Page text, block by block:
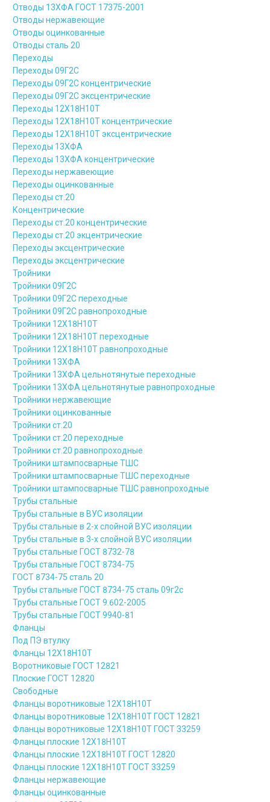
Отводы 13ХФА ГОСТ 17375-2001
Отводы нержавеющие
Отводы оцинкованные
Отводы сталь 20
Переходы
Переходы 09Г2С
Переходы 09Г2С концентрические
Переходы 09Г2С эксцентрические
Переходы 12Х18Н10Т
Переходы 12Х18Н10Т концентрические
Переходы 12Х18Н10Т эксцентрические
Переходы 13ХФА
Переходы 13ХФА концентрические
Переходы нержавеющие
Переходы оцинкованные
Переходы ст.20
Концентрические
Переходы ст.20 концентрические
Переходы ст.20 экцентрические
Переходы эксцентрические
Переходы эксцентрические
Тройники
Тройники 09Г2С
Тройники 09Г2С переходные
Тройники 09Г2С равнопроходные
Тройники 12Х18Н10Т
Тройники 12Х18Н10Т переходные
Тройники 12Х18Н10Т равнопроходные
Тройники 13ХФА
Тройники 13ХФА цельнотянутые переходные
Тройники 13ХФА цельнотянутые равнопроходные
Тройники нержавеющие
Тройники оцинкованные
Тройники ст.20
Тройники ст.20 переходные
Тройники ст.20 равнопроходные
Тройники штампосварные ТШС
Тройники штампосварные ТШС переходные
Тройники штампосварные ТШС равнопроходные
Трубы стальные
Трубы стальные в ВУС изоляции
Трубы стальные в 2-х слойной ВУС изоляции
Трубы стальные в 3-х слойной ВУС изоляции
Трубы стальные ГОСТ 8732-78
Трубы стальные ГОСТ 8734-75
ГОСТ 8734-75 сталь 20
Трубы стальные ГОСТ 8734-75 сталь 09г2с
Трубы стальные ГОСТ 9.602-2005
Трубы стальные ГОСТ 9940-81
Фланцы
Под ПЭ втулку
Фланцы 12Х18Н10Т
Воротниковые ГОСТ 12821
Плоские ГОСТ 12820
Свободные
Фланцы воротниковые 12Х18Н10Т
Фланцы воротниковые 12Х18Н10Т ГОСТ 12821
Фланцы воротниковые 12Х18Н10Т ГОСТ 33259
Фланцы плоские 12Х18Н10Т
Фланцы плоские 12Х18Н10Т ГОСТ 12820
Фланцы плоские 12Х18Н10Т ГОСТ 33259
Фланцы нержавеющие
Фланцы оцинкованные